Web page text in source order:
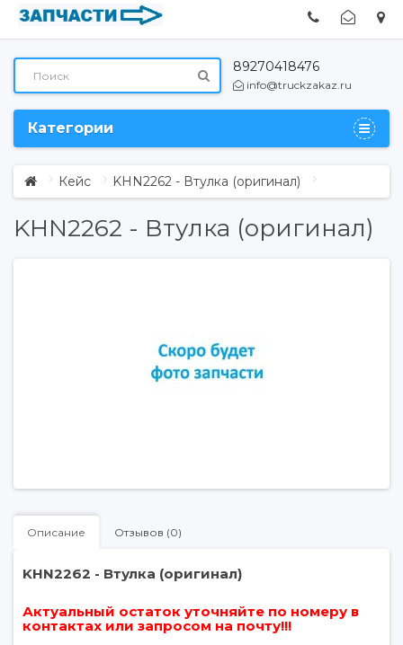
89270418476
info@truckzakaz.ru
Категории
Кейс KHN2262 - Втулка (оригинал)
KHN2262 - Втулка (оригинал)
Описание Отзывов (0)
KHN2262 - Втулка (оригинал)
Актуальный остаток уточняйте по номеру в
контактах или запросом на почту!!!